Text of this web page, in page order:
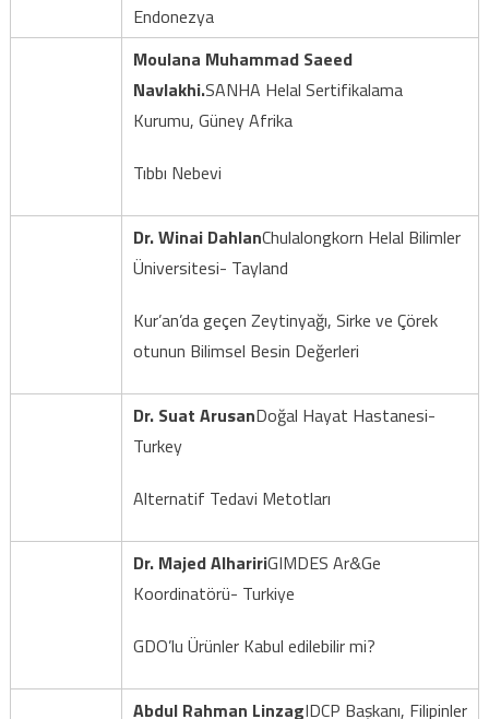
Endonezya
Moulana Muhammad Saeed
Navlakhi.SANHA Helal Sertifikalama
Kurumu, Güney Afrika
Tıbbı Nebevi
Dr. Winai DahlanChulalongkorn Helal Bilimler
Üniversitesi- Tayland
Kur’an’da geçen Zeytinyağı, Sirke ve Çörek
otunun Bilimsel Besin Değerleri
Dr. Suat ArusanDoğal Hayat Hastanesi-
Turkey
Alternatif Tedavi Metotları
Dr. Majed AlhaririGIMDES Ar&Ge
Koordinatörü- Turkiye
GDO’lu Ürünler Kabul edilebilir mi?
Abdul Rahman LinzagIDCP Başkanı, Filipinler